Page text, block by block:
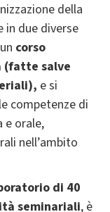
della
in due diverse
corso
(fatte salve
e si
competenze di
e orale,
nell’ambito
di 40
seminariali, è